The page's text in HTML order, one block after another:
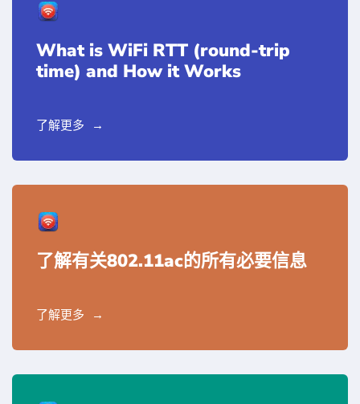
What is WiFi RTT (round-trip
time) and How it Works
了解更多
了解有关802.11ac的所有必要信息
了解更多